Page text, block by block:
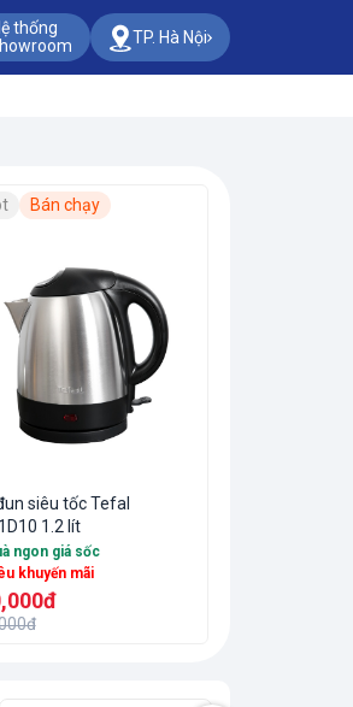
thống
TP. Hà Nội
Bán chạy
siêu tốc Tefal
1.2 lít
ngon giá sốc
khuyến mãi